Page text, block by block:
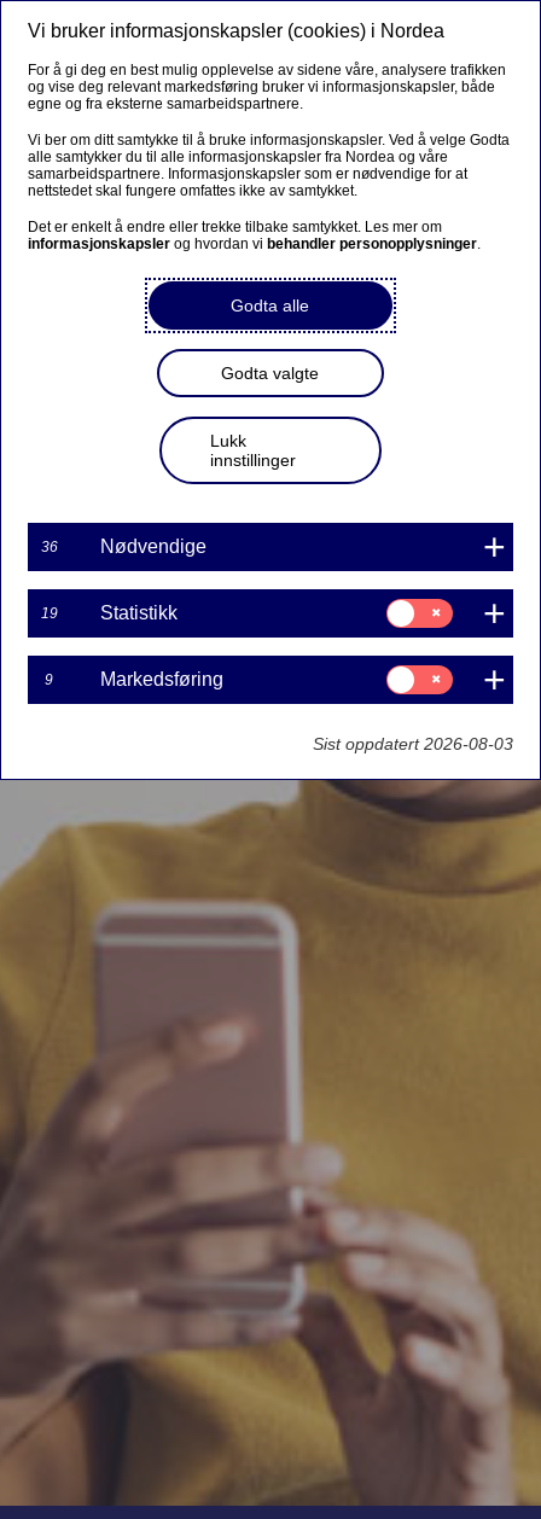
Vi bruker informasjonskapsler (cookies) i Nordea
For å gi deg en best mulig opplevelse av sidene våre, analysere trafikken
og vise deg relevant markedsføring bruker vi informasjonskapsler, både
egne og fra eksterne samarbeidspartnere.
Vi ber om ditt samtykke til å bruke informasjonskapsler. Ved å velge Godta
alle samtykker du til alle informasjonskapsler fra Nordea og våre
samarbeidspartnere. Informasjonskapsler som er nødvendige for at
nettstedet skal fungere omfattes ikke av samtykket.
Det er enkelt å endre eller trekke tilbake samtykket. Les mer om
informasjonskapsler og hvordan vi behandler personopplysninger.
Godta alle
Godta valgte
Lukk
innstillinger
36 Nødvendige
19 Statistikk
Samtykke
til:
Statistikk
9 Markedsføring
Samtykke
til:
Markedsføring
Sist oppdatert 2026-08-03